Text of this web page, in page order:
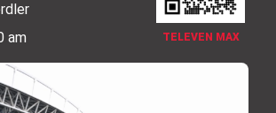
TELEVEN MAX
am